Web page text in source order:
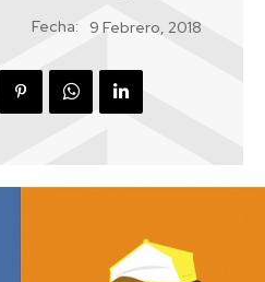
Fecha: 9 Febrero, 2018